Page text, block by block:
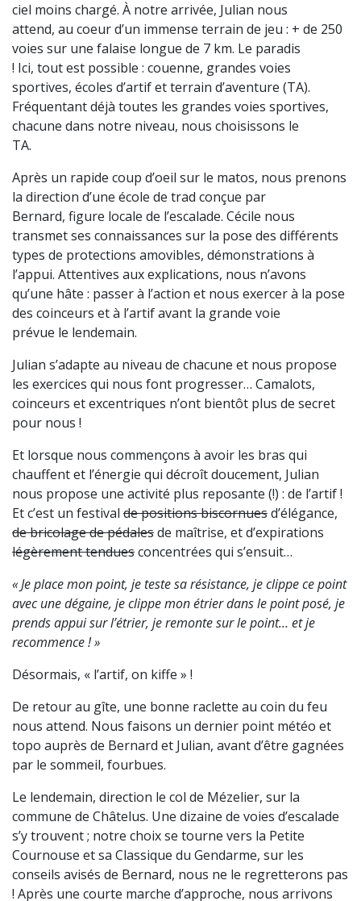
ciel moins chargé. À notre arrivée, Julian nous
attend, au coeur d’un immense terrain de jeu : + de 250
voies sur une falaise longue de 7 km. Le paradis
! Ici, tout est possible : couenne, grandes voies
sportives, écoles d’artif et terrain d’aventure (TA).
Fréquentant déjà toutes les grandes voies sportives,
chacune dans notre niveau, nous choisissons le
TA.
Après un rapide coup d’oeil sur le matos, nous prenons
la direction d’une école de trad conçue par
Bernard, figure locale de l’escalade. Cécile nous
transmet ses connaissances sur la pose des différents
types de protections amovibles, démonstrations à
l’appui. Attentives aux explications, nous n’avons
qu’une hâte : passer à l’action et nous exercer à la pose
des coinceurs et à l’artif avant la grande voie
prévue le lendemain.
Julian s’adapte au niveau de chacune et nous propose
les exercices qui nous font progresser… Camalots,
coinceurs et excentriques n’ont bientôt plus de secret
pour nous !
Et lorsque nous commençons à avoir les bras qui
chauffent et l’énergie qui décroît doucement, Julian
nous propose une activité plus reposante (!) : de l’artif !
Et c’est un festival de positions biscornuesd’élégance,
de bricolage de pédalesde maîtrise, et d’expirations
légèrement tenduesconcentrées qui s’ensuit…
« Je place mon point, je teste sa résistance, je clippe ce point
avec une dégaine, je clippe mon étrier dans le point posé, je
prends appui sur l’étrier, je remonte sur le point… et je
recommence ! »
Désormais, « l’artif, on kiffe » !
De retour au gîte, une bonne raclette au coin du feu
nous attend. Nous faisons un dernier point météo et
topo auprès de Bernard et Julian, avant d’être gagnées
par le sommeil, fourbues.
Le lendemain, direction le col de Mézelier, sur la
commune de Châtelus. Une dizaine de voies d’escalade
s’y trouvent ; notre choix se tourne vers la Petite
Cournouse et sa Classique du Gendarme, sur les
conseils avisés de Bernard, nous ne le regretterons pas
! Après une courte marche d’approche, nous arrivons